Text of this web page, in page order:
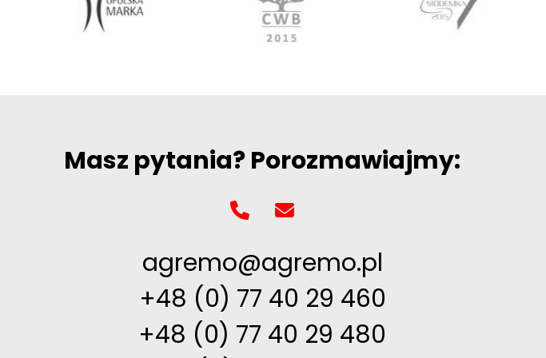
Masz pytania? Porozmawiajmy:
agremo@agremo.pl
+48 (0) 77 40 29 460
+48 (0) 77 40 29 480